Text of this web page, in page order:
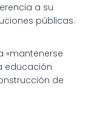
a su
públicas.
«mantenerse
educación
de